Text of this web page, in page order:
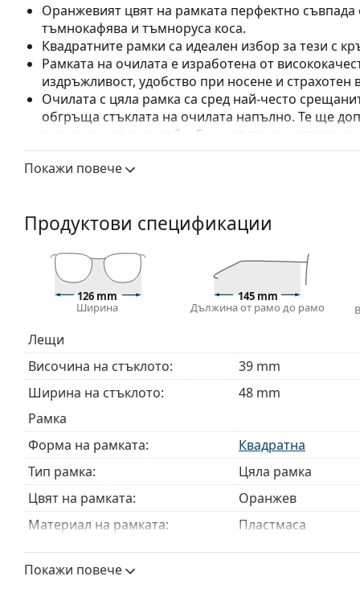
Оранжевият цвят на рамката перфектно
тъмнокафява и тъмноруса коса.
Квадратните рамки са идеален избор за тези с
Рамката на очилата е изработена от
издръжливост, удобство при носене и страхотен
Очилата с цяла рамка са сред най-често
обгръща стъклата на очилата напълно. Те ще
запомнящия си дизайн. Едни от предимствата
рамката напълно обгръща лещата и така
за всички лещи, включително тези с по-висока
Доставяме диоптричните очила в оригиналния
или торбичката и дизайнът могат да варират.
Кърпичката за почистване, доставяна с
модели могат да бъдат доставяни с торбичка от
Разгледайте пълната ни гамаочила, за да намерите
ръководство за очила
, ако имате нужда от помощ с
Това е медицинско устройство. Прочетете
Покажи повече
Продуктови спецификации
126 mm
Ширина
145 mm
Дължина от рамо до рамо
Лещи
Височина на стъклото:
39 mm
Ширина на стъклото:
48 mm
Рамка
Форма на рамката:
Квадратна
Тип рамка:
Цяла рамка
Цвят на рамката:
Оранжев
Материал на рамката:
Пластмаса
Размер:
S
Ширина:
Покажи повече